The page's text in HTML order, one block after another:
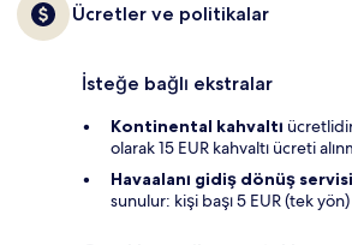
Ücretler ve politikalar
İsteğe bağlı ekstralar
Kontinental kahvaltı
olarak 15 EUR kahvaltı ücreti
Havaalanı gidiş dönüş servisi
sunulur: kişi başı 5 EUR (tek yön)